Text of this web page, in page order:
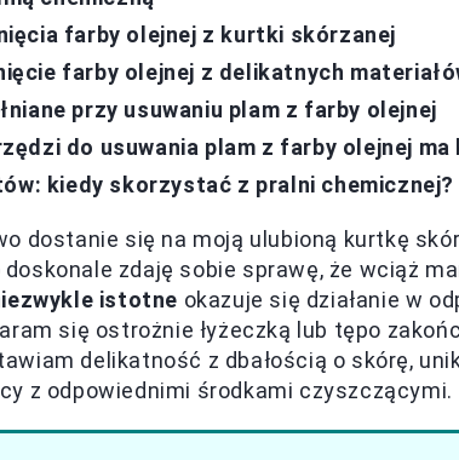
farby olejnej z kurtki skórzanej
farby olejnej z delikatnych
przy usuwaniu plam z farby olejnej
do usuwania plam z farby olejnej
kiedy skorzystać z pralni chemicznej?
dostanie się na moją ulubioną kurtkę
zdaję sobie sprawę, że wciąż
istotne okazuje się działanie w
się ostrożnie łyżeczką lub tępo
delikatność z dbałością o skórę,
z odpowiednimi środkami czyszczącymi.